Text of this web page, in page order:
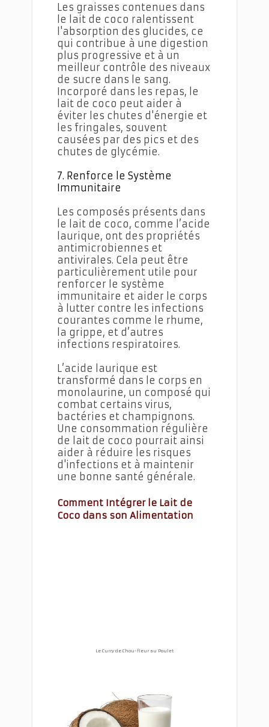
Les graisses contenues dans
le lait de coco ralentissent
l'absorption des glucides, ce
qui contribue à une digestion
plus progressive et à un
meilleur contrôle des niveaux
de sucre dans le sang.
Incorporé dans les repas, le
lait de coco peut aider à
éviter les chutes d'énergie et
les fringales, souvent
causées par des pics et des
chutes de glycémie.
7. Renforce le Système
Immunitaire
Les composés présents dans
le lait de coco, comme l’acide
laurique, ont des propriétés
antimicrobiennes et
antivirales. Cela peut être
particulièrement utile pour
renforcer le système
immunitaire et aider le corps
à lutter contre les infections
courantes comme le rhume,
la grippe, et d’autres
infections respiratoires.
L’acide laurique est
transformé dans le corps en
monolaurine, un composé qui
combat certains virus,
bactéries et champignons.
Une consommation régulière
de lait de coco pourrait ainsi
aider à réduire les risques
d'infections et à maintenir
une bonne santé générale.
Comment Intégrer le Lait de
Coco dans son Alimentation
Le Curry de Chou-fleur au Poulet